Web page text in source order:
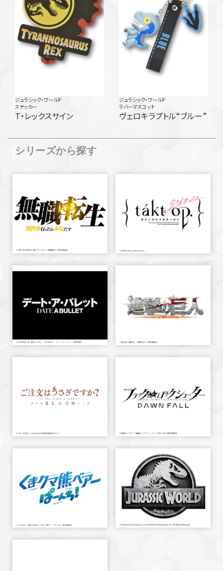
ジュラシック・ワールド
ステッカー
T・レックスサイン
ジュラシック・ワールド
ラバーマスコット
ヴェロキラプトル“ブルー”
シリーズから探す